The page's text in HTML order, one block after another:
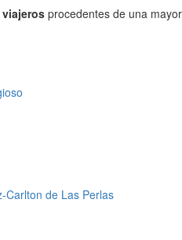
viajeros procedentes de una
Carlton de Las Perlas